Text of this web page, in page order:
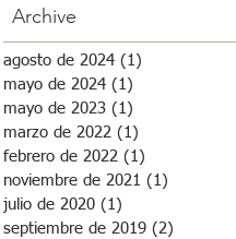
Archive
agosto de 2024 (1)
mayo de 2024 (1)
mayo de 2023 (1)
marzo de 2022 (1)
febrero de 2022 (1)
noviembre de 2021 (1)
julio de 2020 (1)
septiembre de 2019 (2)